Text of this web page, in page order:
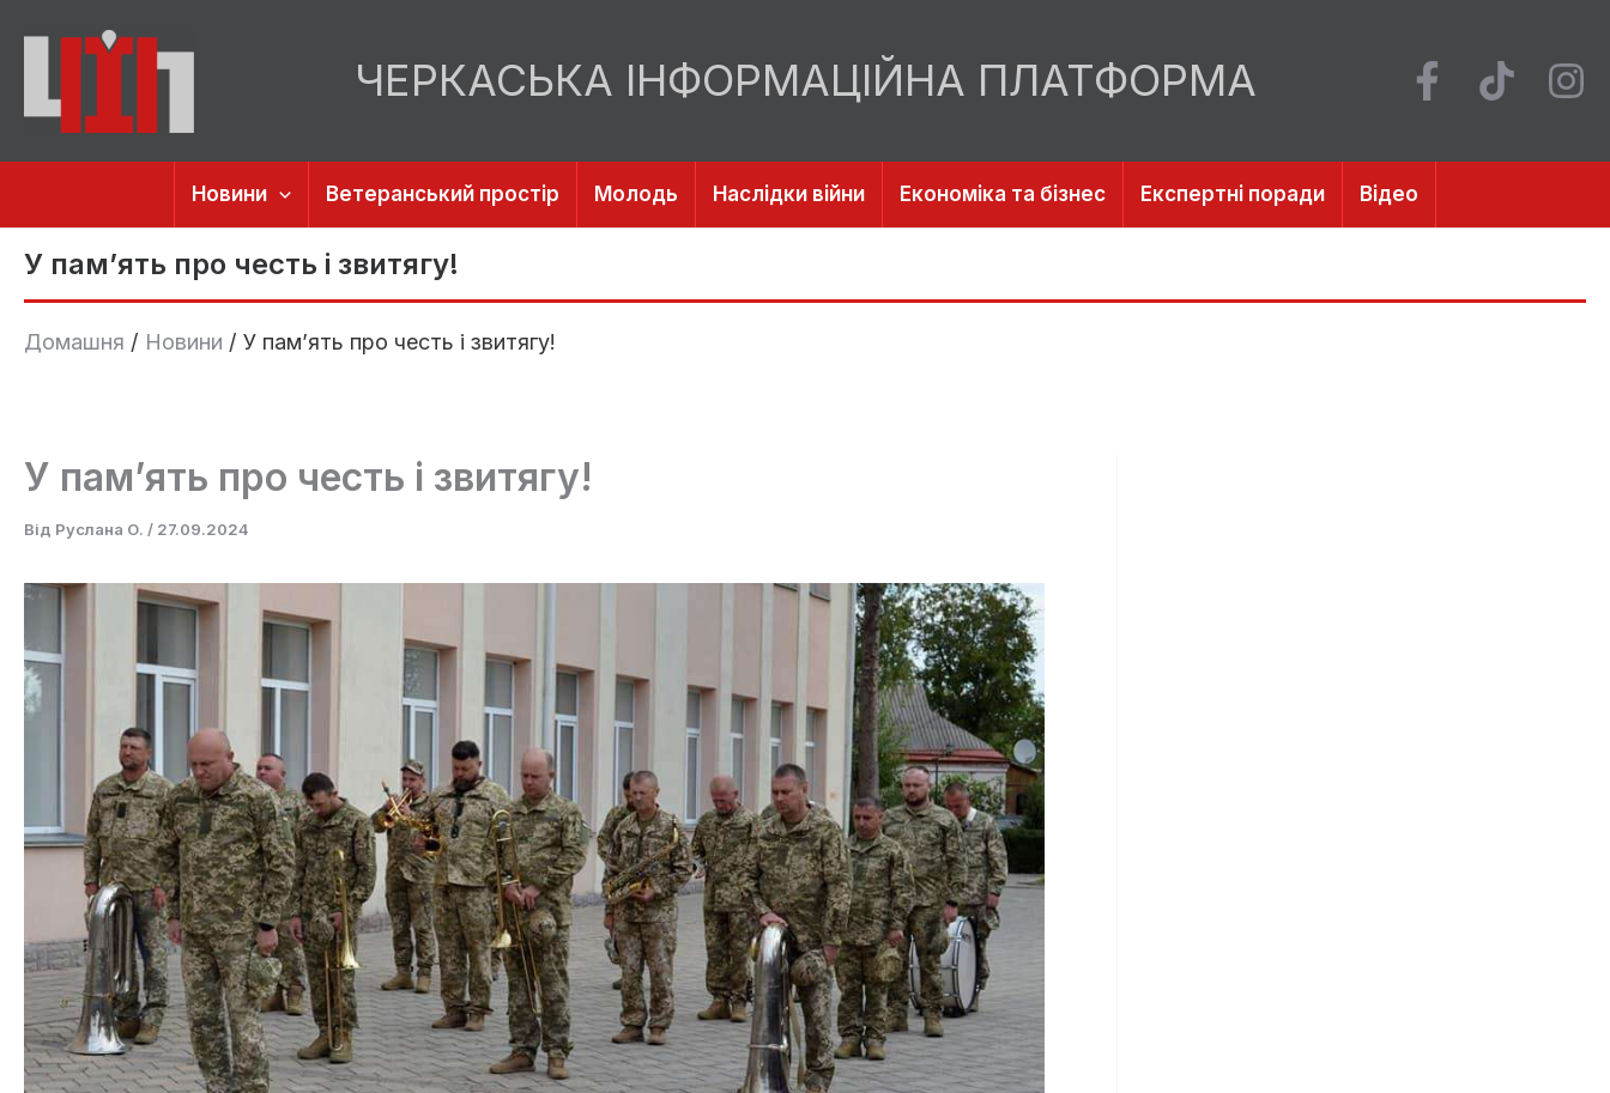
ЧЕРКАСЬКА ІНФОРМАЦІЙНА ПЛАТФОРМА
Новини Ветеранський простір Молодь Наслідки війни Економіка та бізнес Експертні поради Відео
У пам’ять про честь і звитягу!
Домашня Новини У пам’ять про честь і звитягу!
У пам’ять про честь і звитягу!
Від Руслана О. / 27.09.2024